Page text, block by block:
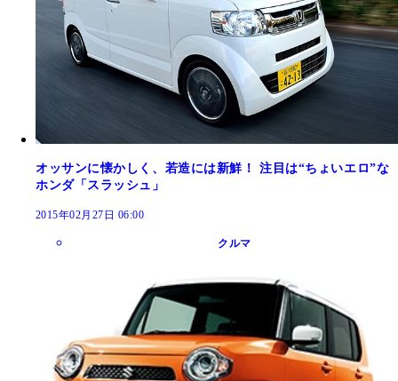
オッサンに懐かしく、若造には新鮮！ 注目は“ちょいエロ”な
ホンダ「スラッシュ」
2015年02月27日 06:00
クルマ